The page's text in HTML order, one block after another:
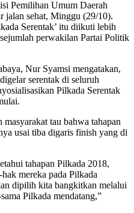
Pemilihan Umum Daerah
jalan sehat, Minggu (29/10).
Serentak’ itu diikuti lebih
perwakilan Partai Politik
Nur Syamsi mengatakan,
serentak di seluruh
Pilkada Serentak
tau bahwa tahapan
usai tiba digaris finish yang di
tahapan Pilkada 2018,
mereka pada Pilkada
dipilih kita bangkitkan melalui
Pilkada mendatang,”